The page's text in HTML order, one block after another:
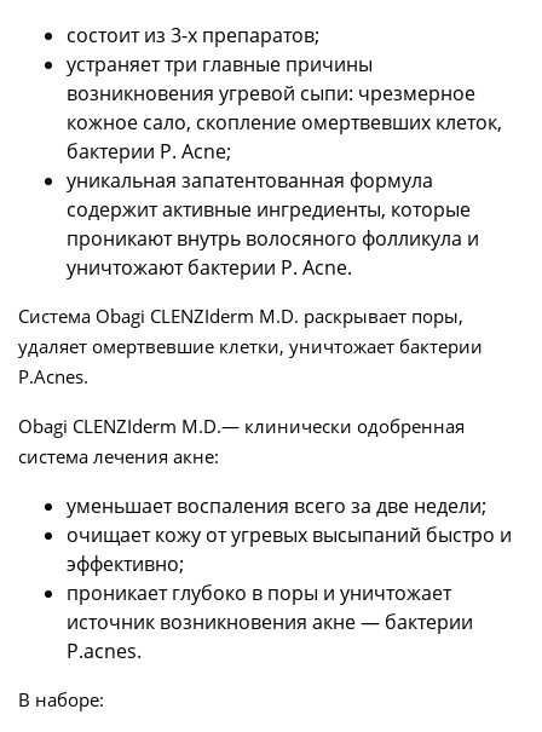
состоит из 3-х препаратов;
устраняет три главные причины
возникновения угревой сыпи: чрезмерное
кожное сало, скопление омертвевших клеток,
бактерии P. Аcne;
уникальная запатентованная формула
содержит активные ингредиенты, которые
проникают внутрь волосяного фолликула и
уничтожают бактерии P. Acne.
Система Obagi CLENZIderm M.D. раскрывает поры,
удаляет омертвевшие клетки, уничтожает бактерии
P.Acnes.
Obagi CLENZIderm M.D.— клинически одобренная
система лечения акне:
уменьшает воспаления всего за две недели;
очищает кожу от угревых высыпаний быстро и
эффективно;
проникает глубоко в поры и уничтожает
источник возникновения акне — бактерии
P.acnes.
В наборе: